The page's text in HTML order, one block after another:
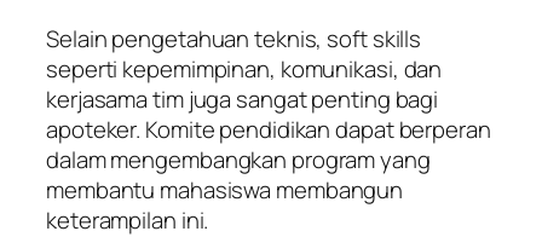
Selain pengetahuan teknis, soft skills
seperti kepemimpinan, komunikasi, dan
kerjasama tim juga sangat penting bagi
apoteker. Komite pendidikan dapat berperan
dalam mengembangkan program yang
membantu mahasiswa membangun
keterampilan ini.